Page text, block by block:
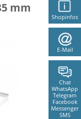
Shopinfos
E-Mail
Chat
WhatsApp
Telegram
Facebook
Messenger
SMS
mm